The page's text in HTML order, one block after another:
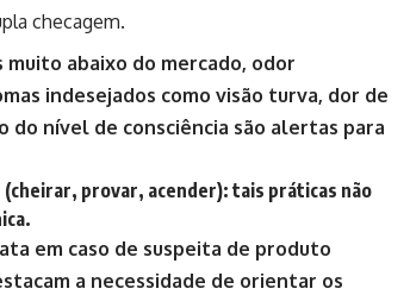
checagem.
muito abaixo do mercado, odor
indesejados como visão turva, dor de
do nível de consciência são alertas para
provar, acender): tais práticas não
em caso de suspeita de produto
a necessidade de orientar os